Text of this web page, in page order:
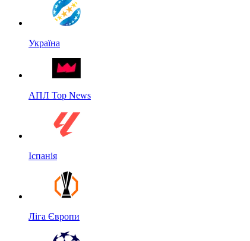
Україна
АПЛ Top News
Іспанія
Ліга Європи